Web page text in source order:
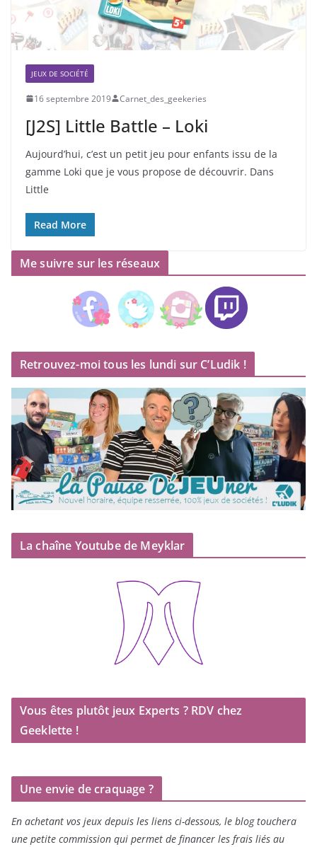
JEUX DE SOCIÉTÉ
16 septembre 2019 Carnet_des_geekeries
[J2S] Little Battle – Loki
Aujourd’hui, c’est un petit jeu pour enfants issu de la
gamme Loki que je vous propose de découvrir. Dans
Little
Read More
Me suivre sur les réseaux
Retrouvez-moi tous les lundi sur C’Ludik !
La chaîne Youtube de Meyklar
Vous êtes plutôt jeux Experts ? RDV chez
Geeklette !
Une envie de craquage ?
En achetant vos jeux depuis les liens ci-dessous, le blog touchera
une petite commission qui permet de financer les frais liés au